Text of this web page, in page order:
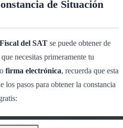
de Situación
del SAT se puede obtener de
necesitas primeramente tu
firma electrónica, recuerda que esta
los pasos para obtener la constancia